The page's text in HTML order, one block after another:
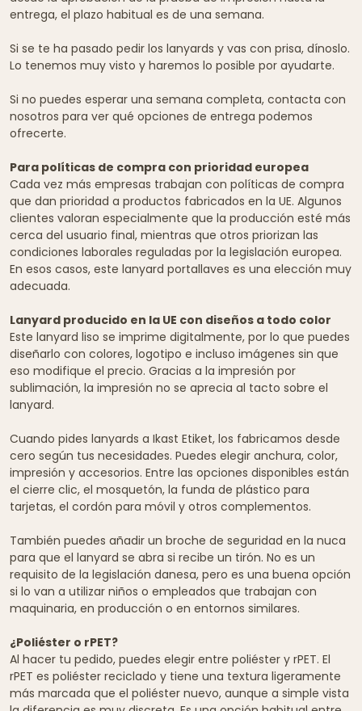
entrega, el plazo habitual es de una semana.
Si se te ha pasado pedir los lanyards y vas con prisa, dínoslo.
Lo tenemos muy visto y haremos lo posible por ayudarte.
Si no puedes esperar una semana completa, contacta con
nosotros para ver qué opciones de entrega podemos
ofrecerte.
Para políticas de compra con prioridad europea
Cada vez más empresas trabajan con políticas de compra
que dan prioridad a productos fabricados en la UE. Algunos
clientes valoran especialmente que la producción esté más
cerca del usuario final, mientras que otros priorizan las
condiciones laborales reguladas por la legislación europea.
En esos casos, este lanyard portallaves es una elección muy
adecuada.
Lanyard producido en la UE con diseños a todo color
Este lanyard liso se imprime digitalmente, por lo que puedes
diseñarlo con colores, logotipo e incluso imágenes sin que
eso modifique el precio. Gracias a la impresión por
sublimación, la impresión no se aprecia al tacto sobre el
lanyard.
Cuando pides lanyards a Ikast Etiket, los fabricamos desde
cero según tus necesidades. Puedes elegir anchura, color,
impresión y accesorios. Entre las opciones disponibles están
el cierre clic, el mosquetón, la funda de plástico para
tarjetas, el cordón para móvil y otros complementos.
También puedes añadir un broche de seguridad en la nuca
para que el lanyard se abra si recibe un tirón. No es un
requisito de la legislación danesa, pero es una buena opción
si lo van a utilizar niños o empleados que trabajan con
maquinaria, en producción o en entornos similares.
¿Poliéster o rPET?
Al hacer tu pedido, puedes elegir entre poliéster y rPET. El
rPET es poliéster reciclado y tiene una textura ligeramente
más marcada que el poliéster nuevo, aunque a simple vista